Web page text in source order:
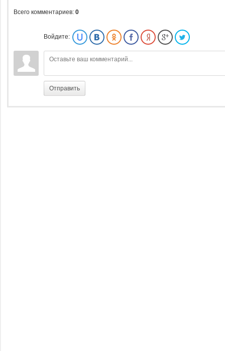
Всего комментариев: 0
Войдите:
Отправить